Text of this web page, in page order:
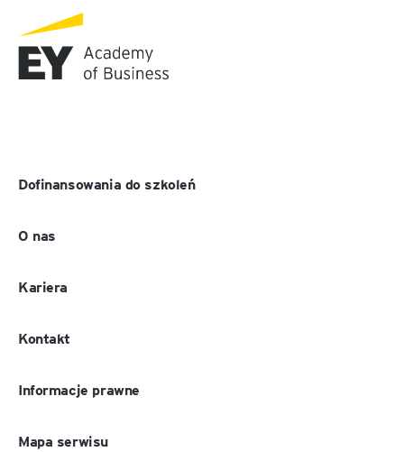
Dofinansowania do szkoleń
O nas
Kariera
Kontakt
Informacje prawne
Mapa serwisu